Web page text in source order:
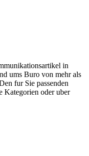
in
ums Buro von mehr als
fur Sie passenden
Kategorien oder uber